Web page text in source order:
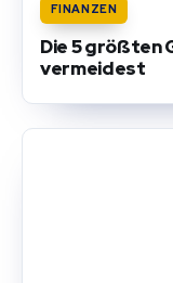
FINANZEN
Die 5 größten
vermeidest